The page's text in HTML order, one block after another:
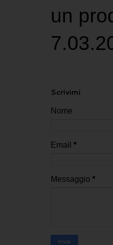
un
Scrivimi
Nome
Email *
Messaggio *